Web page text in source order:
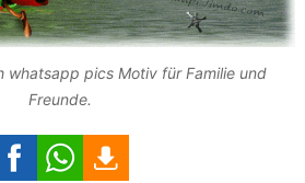
whatsapp pics Motiv für Familie und
Freunde.